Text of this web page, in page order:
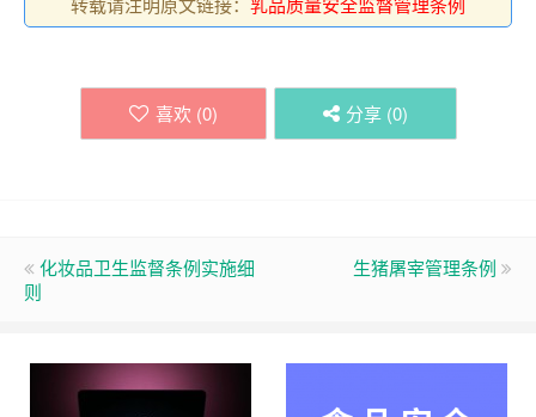
喜欢 (0) 分享 (0)
化妆品卫生监督条例实施细
则
生猪屠宰管理条例